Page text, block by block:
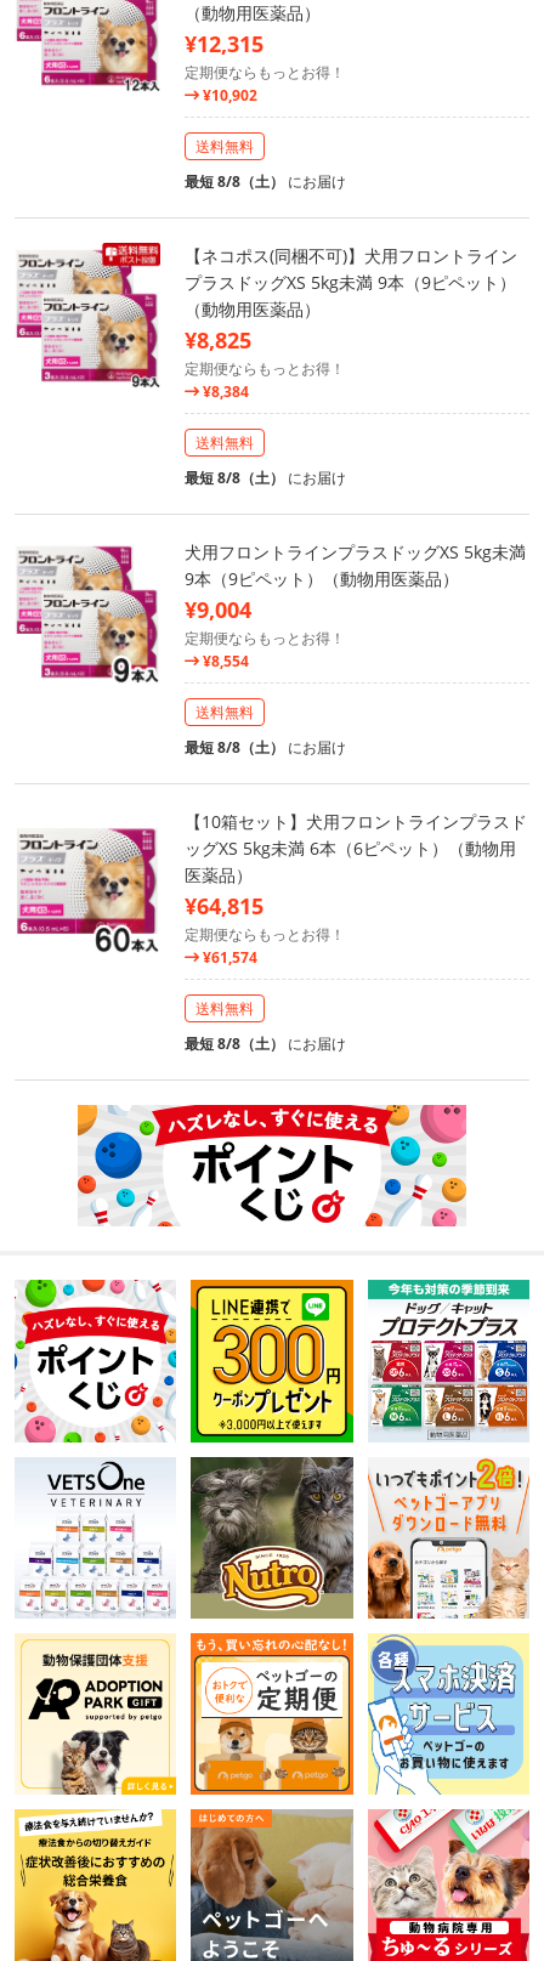
（動物用医薬品）
¥12,315
定期便ならもっとお得！
¥10,902
送料無料
最短 8/8（土） にお届け
【ネコポス(同梱不可)】犬用フロントライン
プラスドッグXS 5kg未満 9本（9ピペット）
（動物用医薬品）
¥8,825
定期便ならもっとお得！
¥8,384
送料無料
最短 8/8（土） にお届け
犬用フロントラインプラスドッグXS 5kg未満
9本（9ピペット）（動物用医薬品）
¥9,004
定期便ならもっとお得！
¥8,554
送料無料
最短 8/8（土） にお届け
【10箱セット】犬用フロントラインプラスド
ッグXS 5kg未満 6本（6ピペット）（動物用
医薬品）
¥64,815
定期便ならもっとお得！
¥61,574
送料無料
最短 8/8（土） にお届け